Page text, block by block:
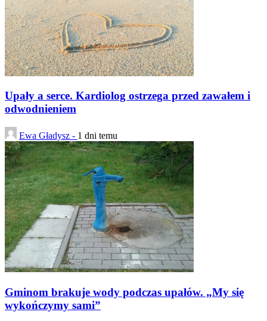
Upały a serce. Kardiolog ostrzega przed zawałem i
odwodnieniem
Ewa Gładysz - 1 dni temu
Gminom brakuje wody podczas upałów. „My się
wykończymy sami”